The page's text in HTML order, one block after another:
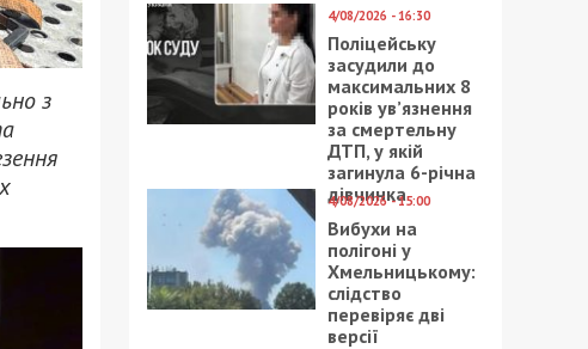
з
4/08/2026 - 16:30
Поліцейську
засудили до
максимальних 8
років ув’язнення
за смертельну
ДТП, у якій
загинула 6-річна
дівчинка
4/08/2026 - 15:00
Вибухи на
полігоні у
Хмельницькому:
слідство
перевіряє дві
версії